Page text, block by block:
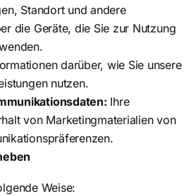
Standort und andere
die Geräte, die Sie zur Nutzung
darüber, wie Sie unsere
nutzen.
Ihre
von Marketingmaterialien von
Weise: